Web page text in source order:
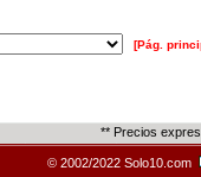
[Pág.
** Precios
© 2002/2022 Solo10.com